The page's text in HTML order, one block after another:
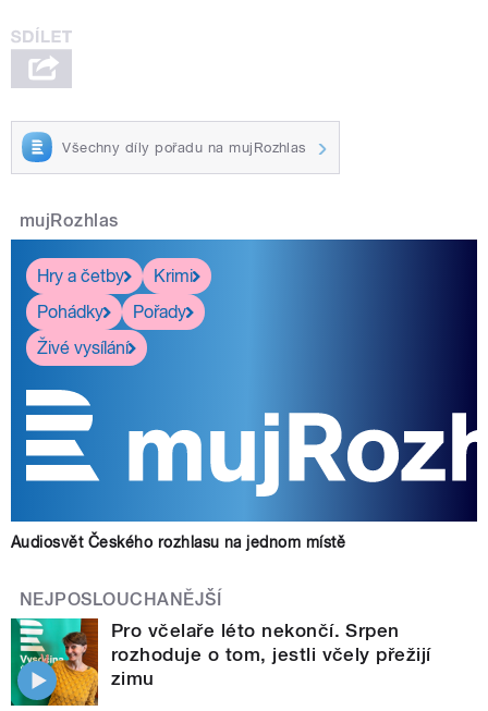
Všechny díly pořadu na mujRozhlas
mujRozhlas
Hry a četby
Krimi
Pohádky
Pořady
Živé vysílání
Audiosvět Českého rozhlasu na jednom místě
NEJPOSLOUCHANĚJŠÍ
Pro včelaře léto nekončí. Srpen
rozhoduje o tom, jestli včely přežijí
zimu